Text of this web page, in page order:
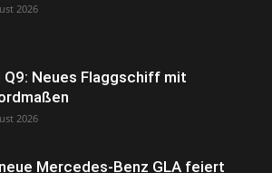
2026
Q9: Neues Flaggschiff mit
2026
Mercedes-Benz GLA feiert